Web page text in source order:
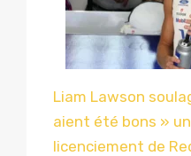
Liam Lawson
aient été bons »
licenciement de